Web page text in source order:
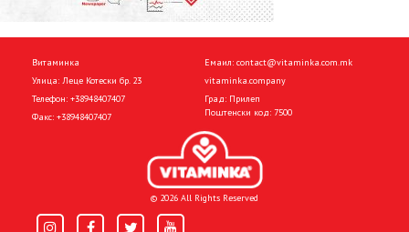
Витаминка
Улица: Леце Котески бр. 23
Телефон: +38948407407
Факс: +38948407407
Емаил: contact@vitaminka.com.mk
vitaminka.company
Град: Прилеп
Поштенски код: 7500
© 2026 All Rights Reserved